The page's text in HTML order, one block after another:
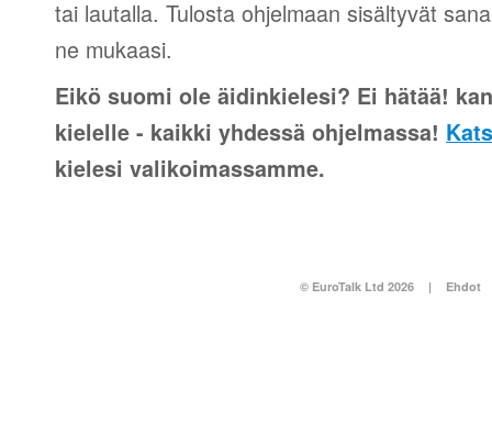
tai lautalla. Tulosta ohjelmaan sisältyvät
ne mukaasi.
Eikö suomi ole äidinkielesi? Ei hätää!
kielelle - kaikki yhdessä ohjelmassa!
kielesi valikoimassamme.
© EuroTalk Ltd 2026 | Ehdot